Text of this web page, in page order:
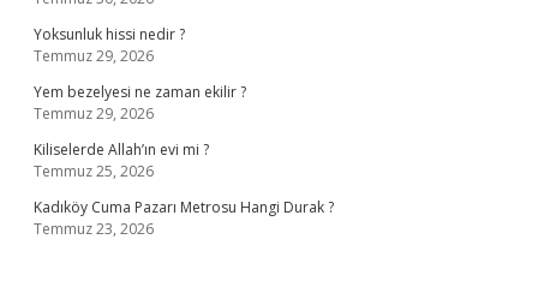
Yoksunluk hissi nedir ?
Temmuz 29, 2026
Yem bezelyesi ne zaman ekilir ?
Temmuz 29, 2026
Kiliselerde Allah’ın evi mi ?
Temmuz 25, 2026
Kadıköy Cuma Pazarı Metrosu Hangi Durak ?
Temmuz 23, 2026